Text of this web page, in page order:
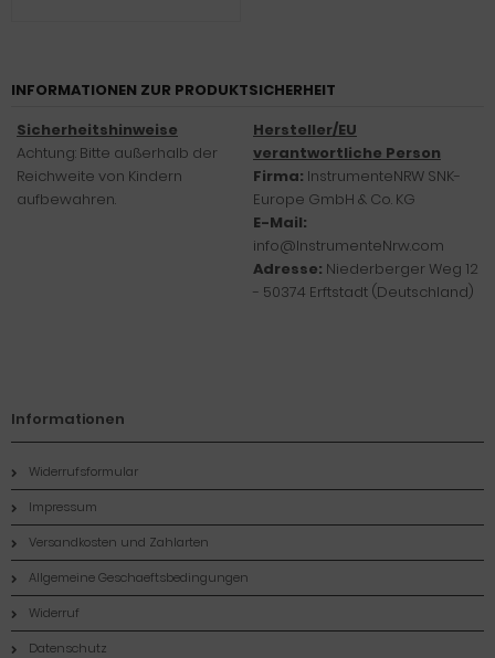
INFORMATIONEN ZUR PRODUKTSICHERHEIT
Sicherheitshinweise
Achtung: Bitte außerhalb der
Reichweite von Kindern
aufbewahren.
Hersteller/EU
verantwortliche Person
Firma: InstrumenteNRW SNK-
Europe GmbH & Co. KG
E-Mail:
info@InstrumenteNrw.com
Adresse: Niederberger Weg 12
- 50374 Erftstadt (Deutschland)
Informationen
Widerrufsformular
Impressum
Versandkosten und Zahlarten
Allgemeine Geschaeftsbedingungen
Widerruf
Datenschutz